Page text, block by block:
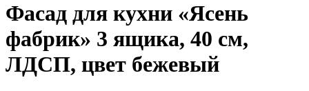
Фасад для кухни «Ясень
фабрик» 3 ящика, 40 см,
ЛДСП, цвет бежевый